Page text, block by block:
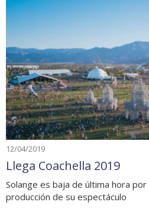
12/04/2019
Llega Coachella 2019
Solange es baja de última hora
producción de su espectáculo